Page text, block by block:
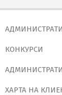
КОНКУРСИ
ХАРТА НА